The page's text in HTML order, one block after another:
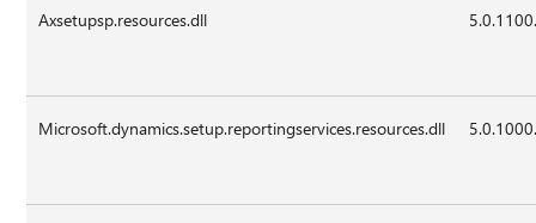
Axsetupsp.resources.dll
Microsoft.dynamics.setup.reportingservices.resources.dll